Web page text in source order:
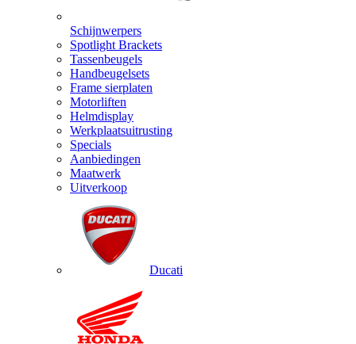
Schijnwerpers
Spotlight Brackets
Tassenbeugels
Handbeugelsets
Frame sierplaten
Motorliften
Helmdisplay
Werkplaatsuitrusting
Specials
Aanbiedingen
Maatwerk
Uitverkoop
Ducati